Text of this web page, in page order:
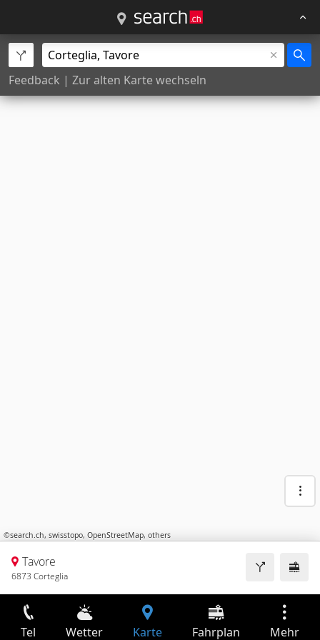
Feedback | Zur alten Karte wechseln
©search.ch, swisstopo, OpenStreetMap, others
Tavore
6873 Corteglia
Tel Wetter Karte Fahrplan Mehr